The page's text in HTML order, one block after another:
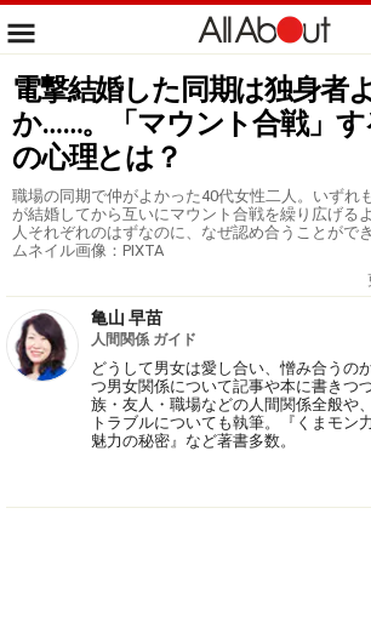
電撃結婚した同期は独身者
か……。「マウント合戦」す
の心理とは？
職場の同期で仲がよかった40代女性二人。いずれ
が結婚してから互いにマウント合戦を繰り広げる
人それぞれのはずなのに、なぜ認め合うことがで
ムネイル画像：PIXTA
亀山 早苗
人間関係 ガイド
どうして男女は愛し合い、憎み合うの
つ男女関係について記事や本に書きつ
族・友人・職場などの人間関係全般や
トラブルについても執筆。『くまモン
魅力の秘密』など著書多数。